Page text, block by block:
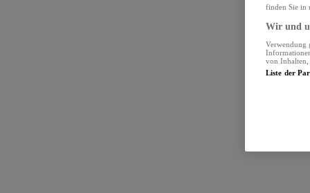
finden Sie in
Wir und
Verwendung
von Inhalten,
Liste der